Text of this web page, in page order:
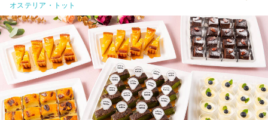
オステリア・トット